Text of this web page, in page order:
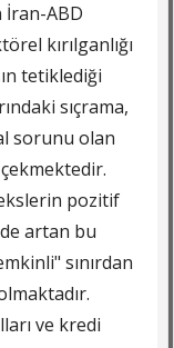
İran-ABD
kırılganlığı
tetiklediği
sıçrama,
sorunu olan
pozitif
artan bu
sınırdan
ve kredi